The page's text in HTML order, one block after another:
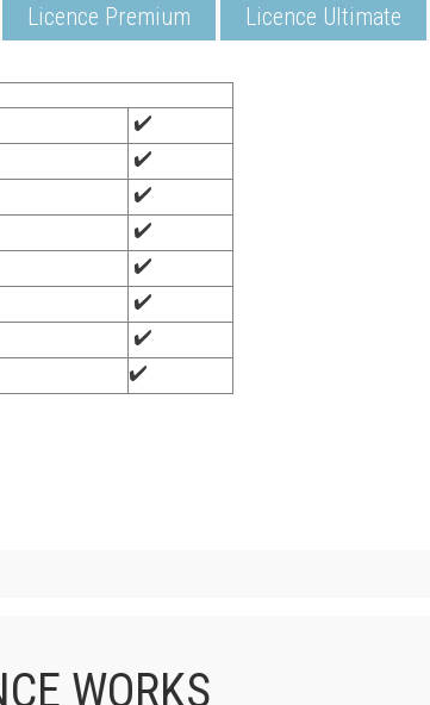
Licence Premium Licence Ultimate
✔️
✔️
✔️
✔️
✔️
✔️
✔️
✔️
WORKS